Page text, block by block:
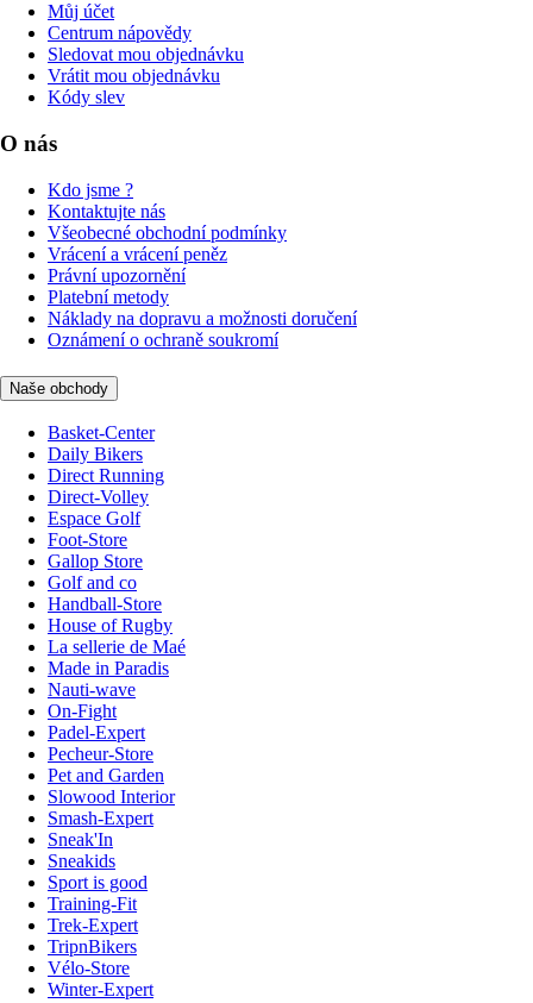
Můj účet
Centrum nápovědy
Sledovat mou objednávku
Vrátit mou objednávku
Kódy slev
O nás
Kdo jsme ?
Kontaktujte nás
Všeobecné obchodní podmínky
Vrácení a vrácení peněz
Právní upozornění
Platební metody
Náklady na dopravu a možnosti doručení
Oznámení o ochraně soukromí
Naše obchody
Basket-Center
Daily Bikers
Direct Running
Direct-Volley
Espace Golf
Foot-Store
Gallop Store
Golf and co
Handball-Store
House of Rugby
La sellerie de Maé
Made in Paradis
Nauti-wave
On-Fight
Padel-Expert
Pecheur-Store
Pet and Garden
Slowood Interior
Smash-Expert
Sneak'In
Sneakids
Sport is good
Training-Fit
Trek-Expert
TripnBikers
Vélo-Store
Winter-Expert